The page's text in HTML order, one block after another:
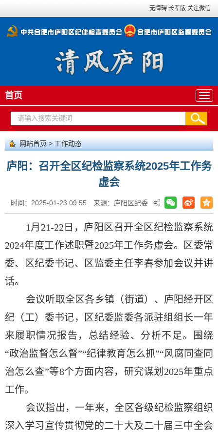
无障碍 长辈版 关注微信
首页
网站首页>工作动态
庐阳：召开全区纪检监察系统2025年工作务
虚会
时间：2025-01-23 09:55 来源：庐阳区纪委
1月21-22日，庐阳区召开全区纪检监察系统
2024年度工作述职暨2025年工作务虚会。区委常
委、区纪委书记、区监委主任李春参加会议并讲
话。
会议听取全区各乡镇 （街道） 、庐阳经开区
纪（工）委书记，区纪委监委各派驻组组长一年
来履职情况报告，总结经验、分析不足。围绕
“政治监督怎么督”“纪律教育怎么抓”“风腐同查同
治怎么查”等8个方面内容，研究谋划2025年重点
工作。
会议指出，一年来，全区各级纪检监察组织
深入学习宣传贯彻党的二十大及二十届三中全会